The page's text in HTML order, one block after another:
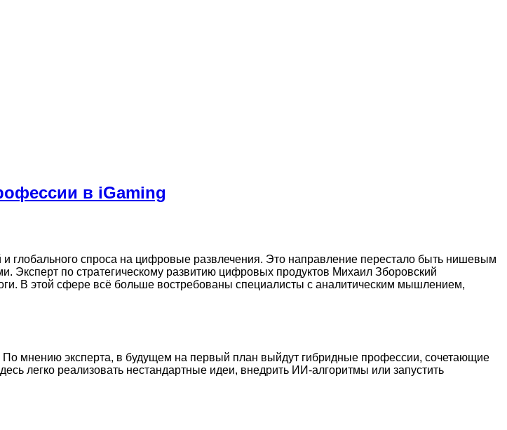
в iGaming
глобального спроса на цифровые развлечения. Это направление перестало быть нишевым
по стратегическому развитию цифровых продуктов Михаил Зборовский
В этой сфере всё больше востребованы специалисты с аналитическим мышлением,
мнению эксперта, в будущем на первый план выйдут гибридные профессии, сочетающие
легко реализовать нестандартные идеи, внедрить ИИ-алгоритмы или запустить